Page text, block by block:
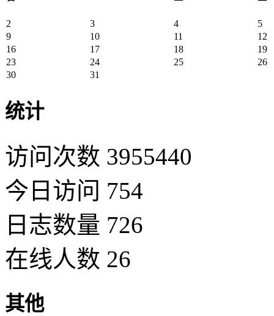
2 3 4
5
9
10 11
12
16
17 18
19
23
24 25
26
30
31
统计
访问次数 3955440
今日访问 754
日志数量 726
在线人数 26
其他